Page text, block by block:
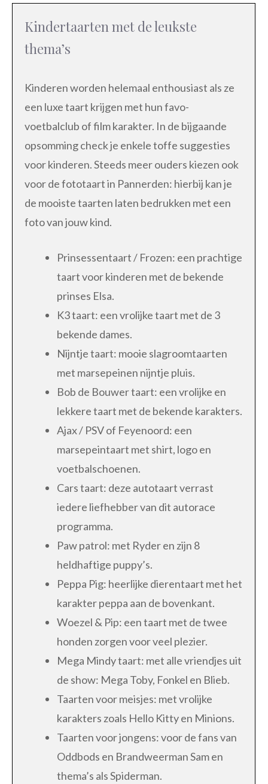
Kindertaarten met de leukste
thema’s
Kinderen worden helemaal enthousiast als ze
een luxe taart krijgen met hun favo-
voetbalclub of film karakter. In de bijgaande
opsomming check je enkele toffe suggesties
voor kinderen. Steeds meer ouders kiezen ook
voor de fototaart in Pannerden: hierbij kan je
de mooiste taarten laten bedrukken met een
foto van jouw kind.
Prinsessentaart / Frozen: een prachtige
taart voor kinderen met de bekende
prinses Elsa.
K3 taart: een vrolijke taart met de 3
bekende dames.
Nijntje taart: mooie slagroomtaarten
met marsepeinen nijntje pluis.
Bob de Bouwer taart: een vrolijke en
lekkere taart met de bekende karakters.
Ajax / PSV of Feyenoord: een
marsepeintaart met shirt, logo en
voetbalschoenen.
Cars taart: deze autotaart verrast
iedere liefhebber van dit autorace
programma.
Paw patrol: met Ryder en zijn 8
heldhaftige puppy’s.
Peppa Pig: heerlijke dierentaart met het
karakter peppa aan de bovenkant.
Woezel & Pip: een taart met de twee
honden zorgen voor veel plezier.
Mega Mindy taart: met alle vriendjes uit
de show: Mega Toby, Fonkel en Blieb.
Taarten voor meisjes: met vrolijke
karakters zoals Hello Kitty en Minions.
Taarten voor jongens: voor de fans van
Oddbods en Brandweerman Sam en
thema’s als Spiderman.